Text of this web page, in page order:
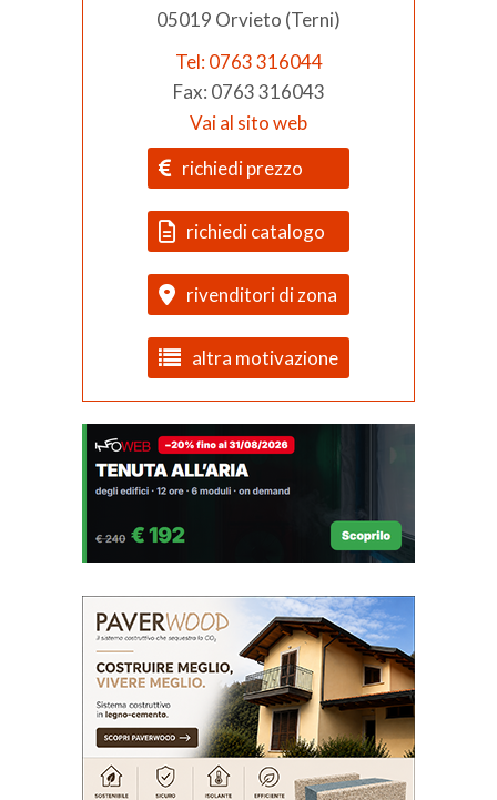
05019 Orvieto (Terni)
Tel: 0763 316044
Fax: 0763 316043
Vai al sito web
richiedi prezzo
richiedi catalogo
rivenditori di zona
altra motivazione